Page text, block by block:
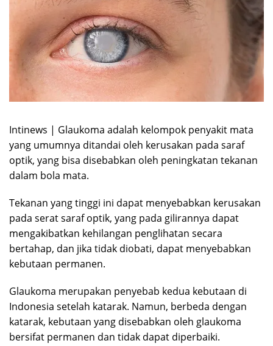
Intinews | Glaukoma adalah kelompok penyakit mata
yang umumnya ditandai oleh kerusakan pada saraf
optik, yang bisa disebabkan oleh peningkatan tekanan
dalam bola mata.
Tekanan yang tinggi ini dapat menyebabkan kerusakan
pada serat saraf optik, yang pada gilirannya dapat
mengakibatkan kehilangan penglihatan secara
bertahap, dan jika tidak diobati, dapat menyebabkan
kebutaan permanen.
Glaukoma merupakan penyebab kedua kebutaan di
Indonesia setelah katarak. Namun, berbeda dengan
katarak, kebutaan yang disebabkan oleh glaukoma
bersifat permanen dan tidak dapat diperbaiki.